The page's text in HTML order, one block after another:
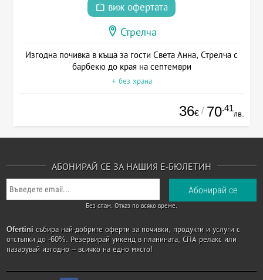
виж офертата
Стрелча
Изгодна почивка в къща за гости Света Анна, Стрелча с
барбекю до края на септември
+ без храна
36€ / 70.41
лв.
АБОНИРАЙ СЕ ЗА НАШИЯ Е-БЮЛЕТИН
Без спам. Отказ по всяко време.
Ofertini събира най-добрите оферти за почивки, продукти и услуги с
отстъпки до -60%. Резервирай уикенд в планината, СПА релакс или
пазарувай изгодно – всичко на едно място!